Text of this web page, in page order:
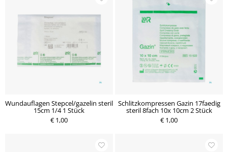
Wundauflagen Stepcel/gazelin steril
15cm 1/4 1 Stück
€ 1,00
Schlitzkompressen Gazin 17faedig
steril 8fach 10x 10cm 2 Stück
€ 1,00